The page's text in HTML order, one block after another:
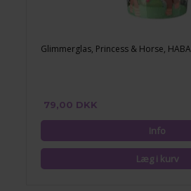
Glimmerglas, Princess & Horse, HABA
79,00 DKK